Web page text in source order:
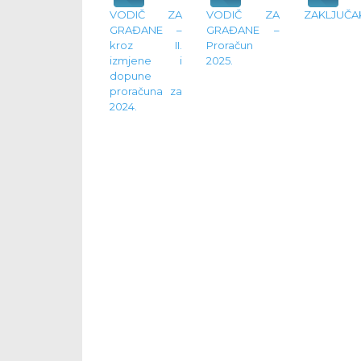
VODIČ ZA
GRAĐANE –
kroz II.
izmjene i
dopune
proračuna za
2024.
VODIČ ZA
GRAĐANE –
Proračun
2025.